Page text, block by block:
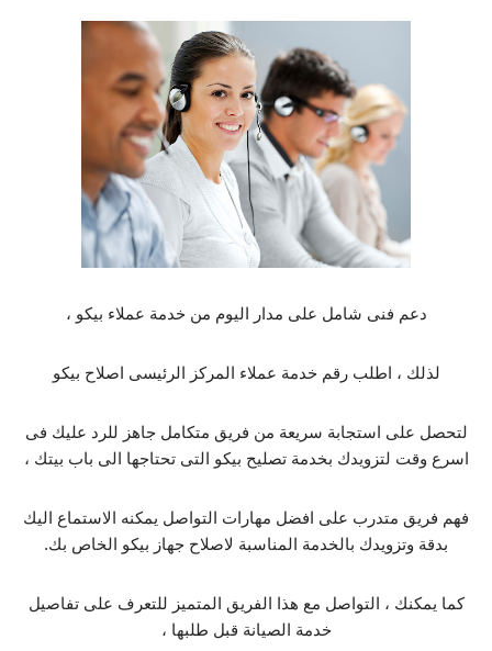
دعم فنى شامل على مدار اليوم من خدمة عملاء بيكو ،
لذلك ، اطلب رقم خدمة عملاء المركز الرئيسى اصلاح بيكو
لتحصل على استجابة سريعة من فريق متكامل جاهز للرد عليك فى
اسرع وقت لتزويدك بخدمة تصليح بيكو التى تحتاجها الى باب بيتك ،
فهم فريق متدرب على افضل مهارات التواصل يمكنه الاستماع اليك
بدقة وتزويدك بالخدمة المناسبة لاصلاح جهاز بيكو الخاص بك.
كما يمكنك ، التواصل مع هذا الفريق المتميز للتعرف على تفاصيل
خدمة الصيانة قبل طلبها ،